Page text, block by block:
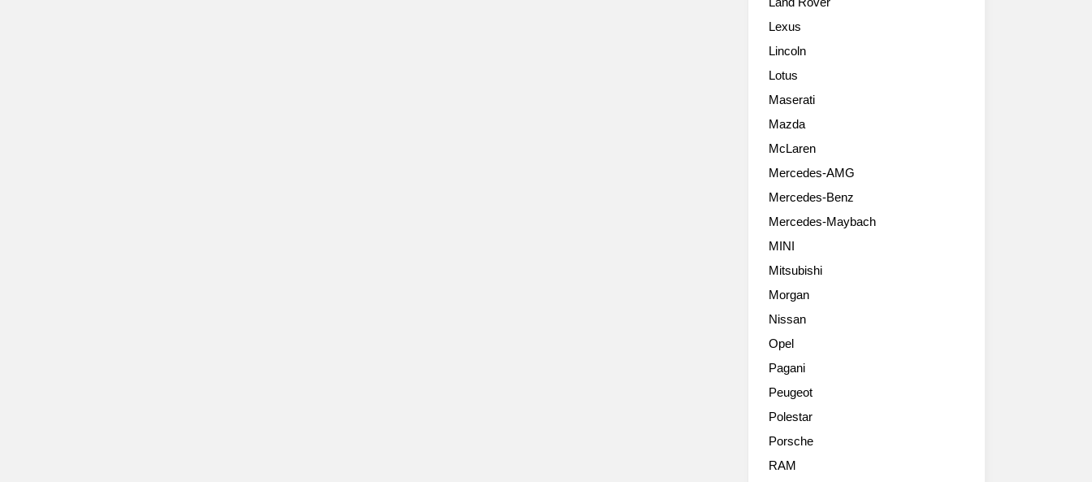
Lexus
Lincoln
Lotus
Maserati
Mazda
McLaren
Mercedes-AMG
Mercedes-Benz
Mercedes-Maybach
MINI
Mitsubishi
Morgan
Nissan
Opel
Pagani
Peugeot
Polestar
Porsche
RAM